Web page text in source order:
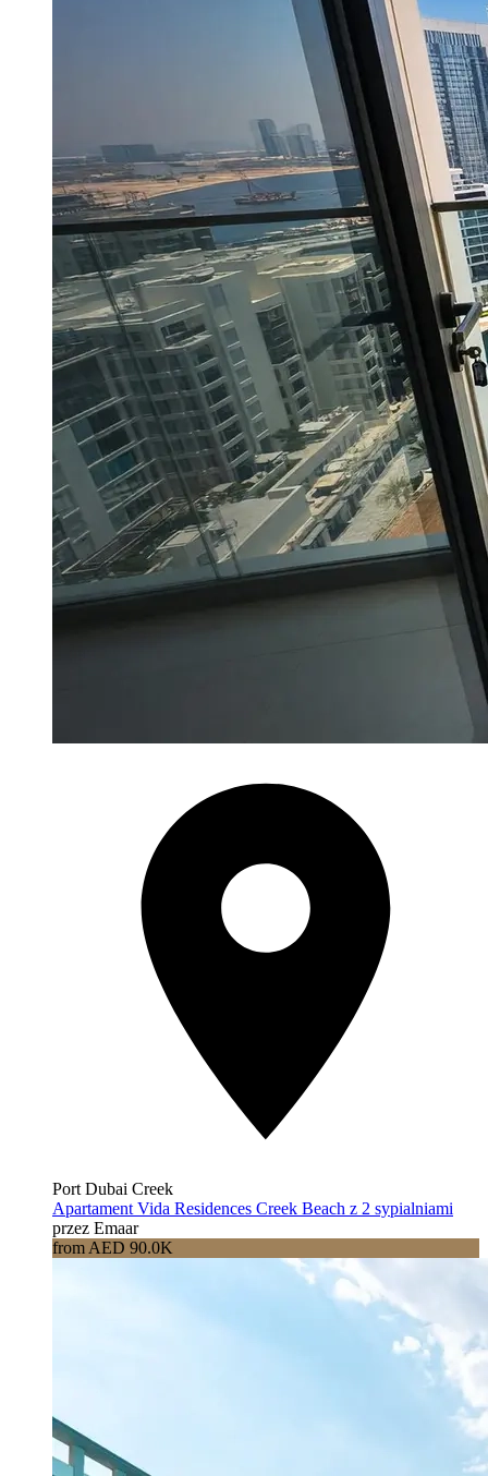
Port Dubai Creek
Apartament Vida Residences Creek Beach z 2 sypialniami
przez Emaar
from AED 90.0K